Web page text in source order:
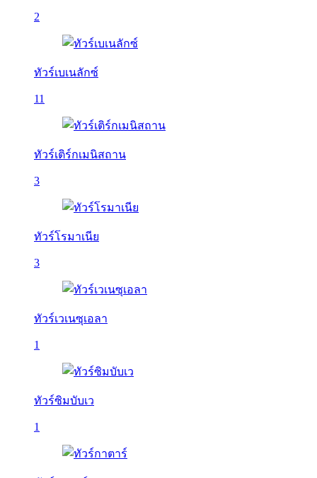
2
ทัวร์เบเนลักซ์
11
ทัวร์เติร์กเมนิสถาน
3
ทัวร์โรมาเนีย
3
ทัวร์เวเนซุเอลา
1
ทัวร์ซิมบับเว
1